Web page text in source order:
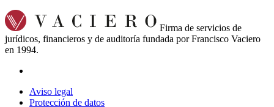
Firma de servicios de
jurídicos, financieros y de auditoría fundada por Francisco Vaciero
en 1994.
Aviso legal
Protección de datos